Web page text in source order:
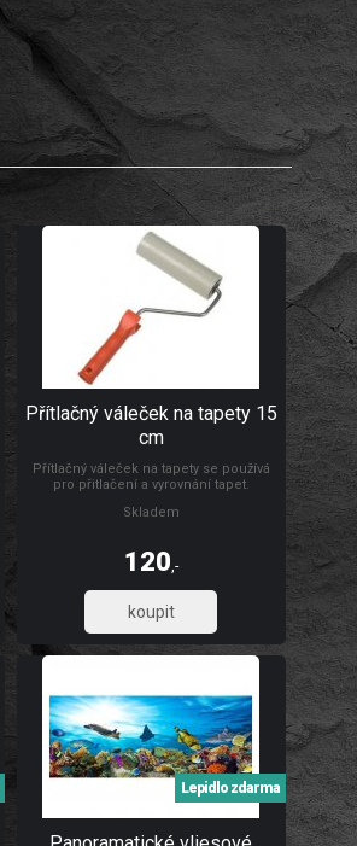
Přítlačný váleček na tapety 15
cm
Přítlačný váleček na tapety se používá
pro přitlačení a vyrovnání tapet.
je vyroben z PUR pěny, umělohmotný
Skladem
120 ,-
99,17
Lepidlo zdarma